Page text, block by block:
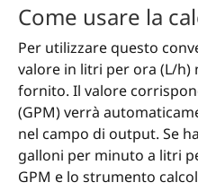
Come usare la
Per utilizzare questo
valore in litri per ora (L/h)
fornito. Il valore
(GPM) verrà
nel campo di output. Se
galloni per minuto a litri
GPM e lo strumento